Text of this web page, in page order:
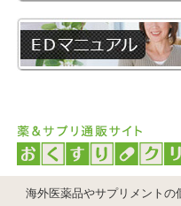
海外医薬品やサプリメントの